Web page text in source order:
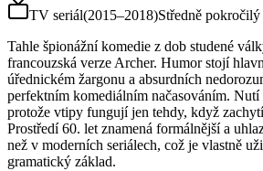
TV seriál(2015–2018)Středně pokročilý
Tahle špionážní komedie z dob studené
francouzská verze Archer. Humor stojí
úřednickém žargonu a absurdních
perfektním komediálním načasováním. Nutí
protože vtipy fungují jen tehdy, když
Prostředí 60. let znamená formálnější a
než v moderních seriálech, což je vlastně
gramatický základ.